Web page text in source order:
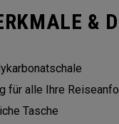
&
für alle Ihre
Tasche